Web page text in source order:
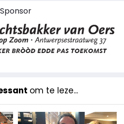
Sponsor
om te leze...